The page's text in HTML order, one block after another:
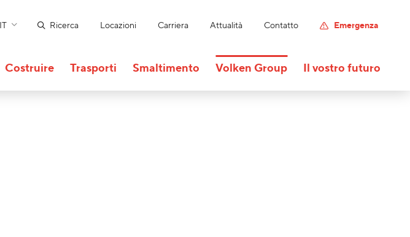
IT Ricerca Locazioni Carriera Attualità Contatto Emergenza
Costruire Trasporti Smaltimento Volken Group Il vostro futuro